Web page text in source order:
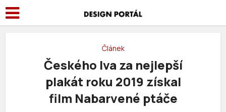
Článek
Českého lva za nejlepší
plakát roku 2019 získal
film Nabarvené ptáče